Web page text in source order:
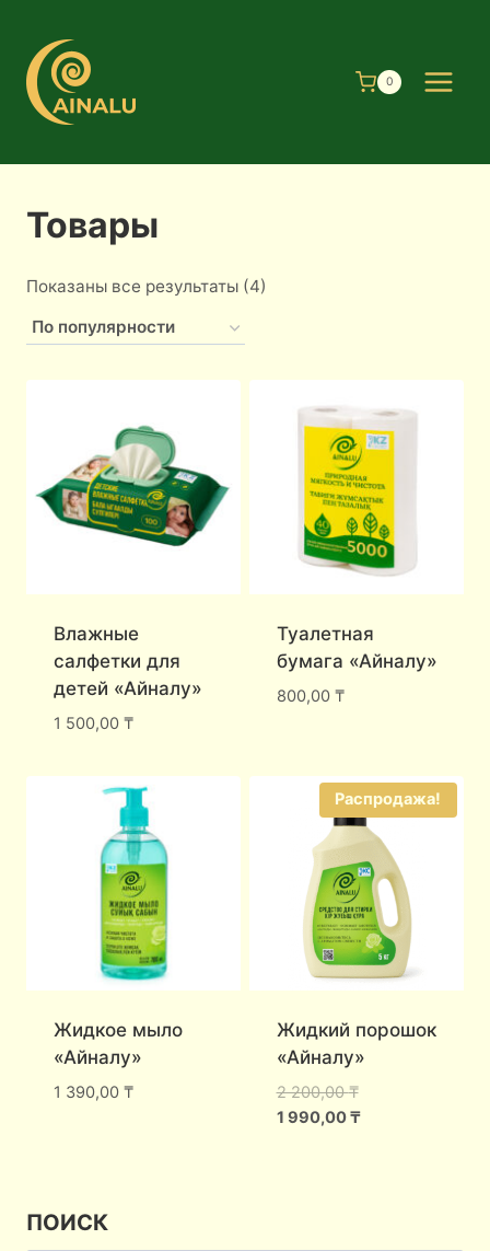
содержимому
0
Товары
Показаны все результаты (4)
Влажные
салфетки для
детей «Айналу»
1 500,00 ₸
Туалетная
бумага «Айналу»
800,00 ₸
Жидкое мыло
«Айналу»
1 390,00 ₸
Распродажа!
Жидкий порошок
«Айналу»
2 200,00₸Первоначальная
цена
1 990,00₸Текущая
ПОИСК